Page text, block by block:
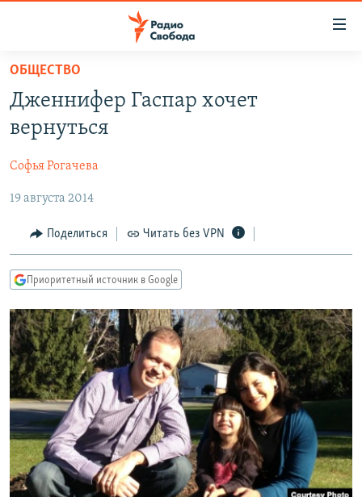
упрощенного
доступа
основному
Вернутся
главной
навигации
Вернутся
поиску
ПРОГРАММЫ
ПОДКАСТЫ
АВТОРСКИЕ ПРОЕКТЫ
ЦИТАТЫ СВОБОДЫ
МНЕНИЯ
КУЛЬТУРА
IDEL.РЕАЛИИ
КАВКАЗ.РЕАЛИИ
СЕВЕР.РЕАЛИИ
СИБИРЬ.РЕАЛИИ
РАСПИСАНИЕ ВЕЩАНИЯ
ПОДПИШИТЕСЬ НА РАССЫЛКУ
СОЦИАЛЬНЫЕ СЕТИ
ОБЩЕСТВО
Дженнифер Гаспар хочет
вернуться
Софья Рогачева
19 августа 2014
Поделиться Читать без VPN
Приоритетный источник в Google